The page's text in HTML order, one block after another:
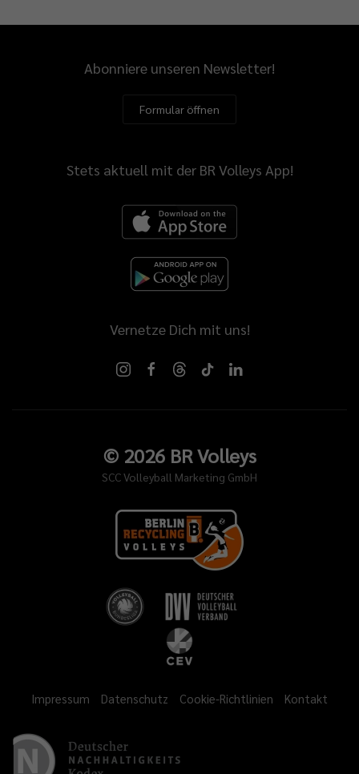
Abonniere unseren Newsletter!
Formular öffnen
Stets aktuell mit der BR Volleys App!
Vernetze Dich mit uns!
© 2026BR Volleys
SCC Volleyball Marketing GmbH
Impressum Datenschutz Cookie-Richtlinien Kontakt